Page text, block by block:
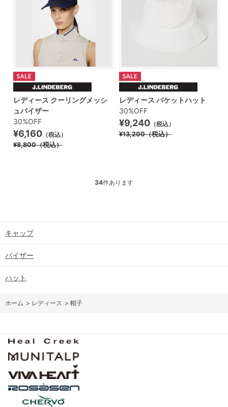
レディース クーリングメッシ
ュバイザー
30%OFF
¥6,160 （税込）
¥8,800（税込）
レディース バケットハット
30%OFF
¥9,240 （税込）
¥13,200（税込）
34件あります
キャップ
バイザー
ハット
ホーム > レディース > 帽子